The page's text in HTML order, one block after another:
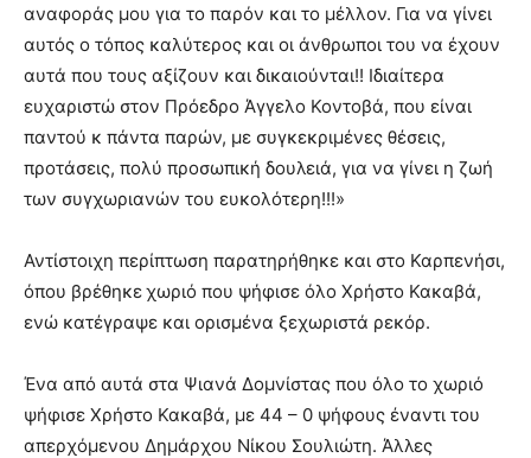
αναφοράς μου για το παρόν και το μέλλον. Για να γίνει
αυτός ο τόπος καλύτερος και οι άνθρωποι του να έχουν
αυτά που τους αξίζουν και δικαιούνται!! Ιδιαίτερα
ευχαριστώ στον Πρόεδρο Άγγελο Κοντοβά, που είναι
παντού κ πάντα παρών, με συγκεκριμένες θέσεις,
προτάσεις, πολύ προσωπική δουλειά, για να γίνει η ζωή
των συγχωριανών του ευκολότερη!!!»
Αντίστοιχη περίπτωση παρατηρήθηκε και στο Καρπενήσι,
όπου βρέθηκεχωριό που ψήφισε όλο Χρήστο Κακαβά,
ενώ κατέγραψε και ορισμένα ξεχωριστά ρεκόρ.
Ένα από αυτά στα Ψιανά Δομνίστας που όλο το χωριό
ψήφισε Χρήστο Κακαβά, με 44 – 0 ψήφους έναντι του
απερχόμενου Δημάρχου Νίκου Σουλιώτη. Άλλες